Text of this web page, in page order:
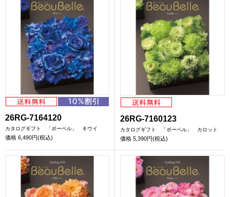
26RG-7164120
カタログギフト 「ボーベル」 キウイ
価格 6,490円(税込)
26RG-7160123
カタログギフト 「ボーベル」 カロット
価格 5,390円(税込)